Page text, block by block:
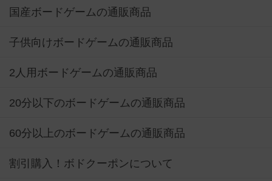
国産ボードゲームの通販商品
子供向けボードゲームの通販商品
2人用ボードゲームの通販商品
20分以下のボードゲームの通販商品
60分以上のボードゲームの通販商品
割引購入！ボドクーポンについて